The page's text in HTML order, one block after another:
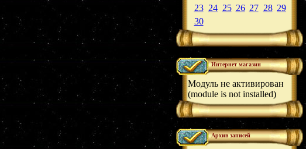
23 24 25 26 27 28 29
30
Интернет магазин
Модуль не активирован
(module is not installed)
Архив записей